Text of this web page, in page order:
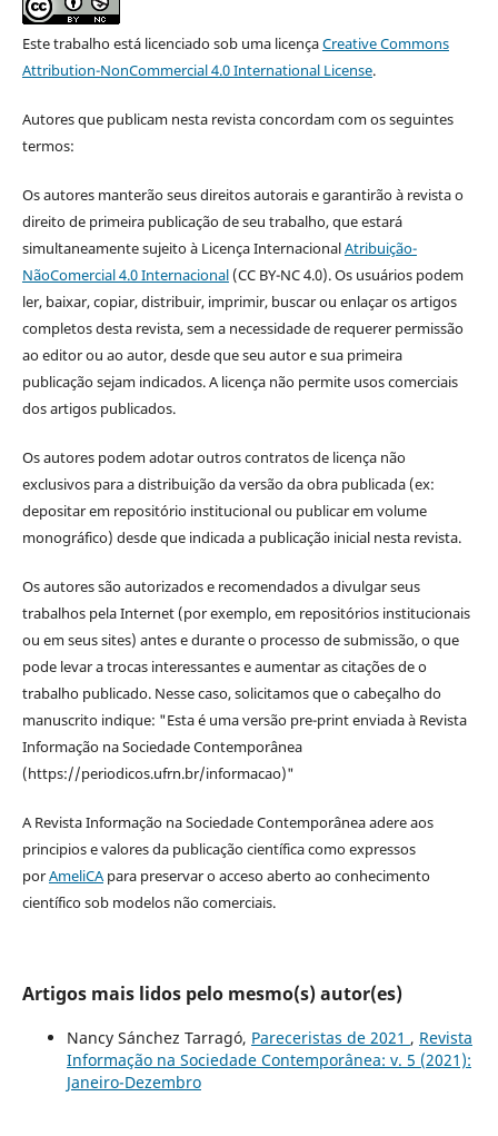
Este trabalho está licenciado sob uma licençaCreative Commons
Attribution-NonCommercial 4.0 International License.
Autores que publicam nesta revista concordam com os seguintes
termos:
Os autores manterão seus direitos autorais e garantirão à revista o
direito de primeira publicação de seu trabalho, que estará
simultaneamente sujeito à Licença InternacionalAtribuição-
NãoComercial 4.0 Internacional(CC BY-NC 4.0). Os usuários podem
ler, baixar, copiar, distribuir, imprimir, buscar ou enlaçar os artigos
completos desta revista, sem a necessidade de requerer permissão
ao editor ou ao autor, desde que seu autor e sua primeira
publicação sejam indicados. A licença não permite usos comerciais
dos artigos publicados.
Os autores podem adotar outros contratos de licença não
exclusivos para a distribuição da versão da obra publicada (ex:
depositar em repositório institucional ou publicar em volume
monográfico) desde que indicada a publicação inicial nesta revista.
Os autores são autorizados e recomendados a divulgar seus
trabalhos pela Internet (por exemplo, em repositórios institucionais
ou em seus sites) antes e durante o processo de submissão, o que
pode levar a trocas interessantes e aumentar as citações de o
trabalho publicado. Nesse caso, solicitamos que o cabeçalho do
manuscrito indique: "Esta é uma versão pre-print enviada à Revista
Informação na Sociedade Contemporânea
(https://periodicos.ufrn.br/informacao)"
A Revista Informação na Sociedade Contemporânea adere aos
principios e valores da publicação científica como expressos
porAmeliCApara preservar o acceso aberto ao conhecimento
científico sob modelos não comerciais.
Artigos mais lidos pelo mesmo(s) autor(es)
Nancy Sánchez Tarragó, Pareceristas de 2021 , Revista
Informação na Sociedade Contemporânea: v. 5 (2021):
Janeiro-Dezembro